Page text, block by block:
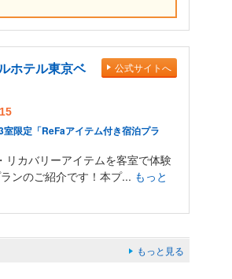
ホテル東京ベ
公式サイトへ
室限定「ReFaアイテム付き宿泊プラ
リカバリーアイテムを客室で体験
ンのご紹介です！本プ... もっと
もっと見る